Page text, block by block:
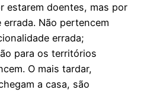
estarem doentes, mas por
Não pertencem
errada;
para os territórios
O mais tardar,
a casa, são